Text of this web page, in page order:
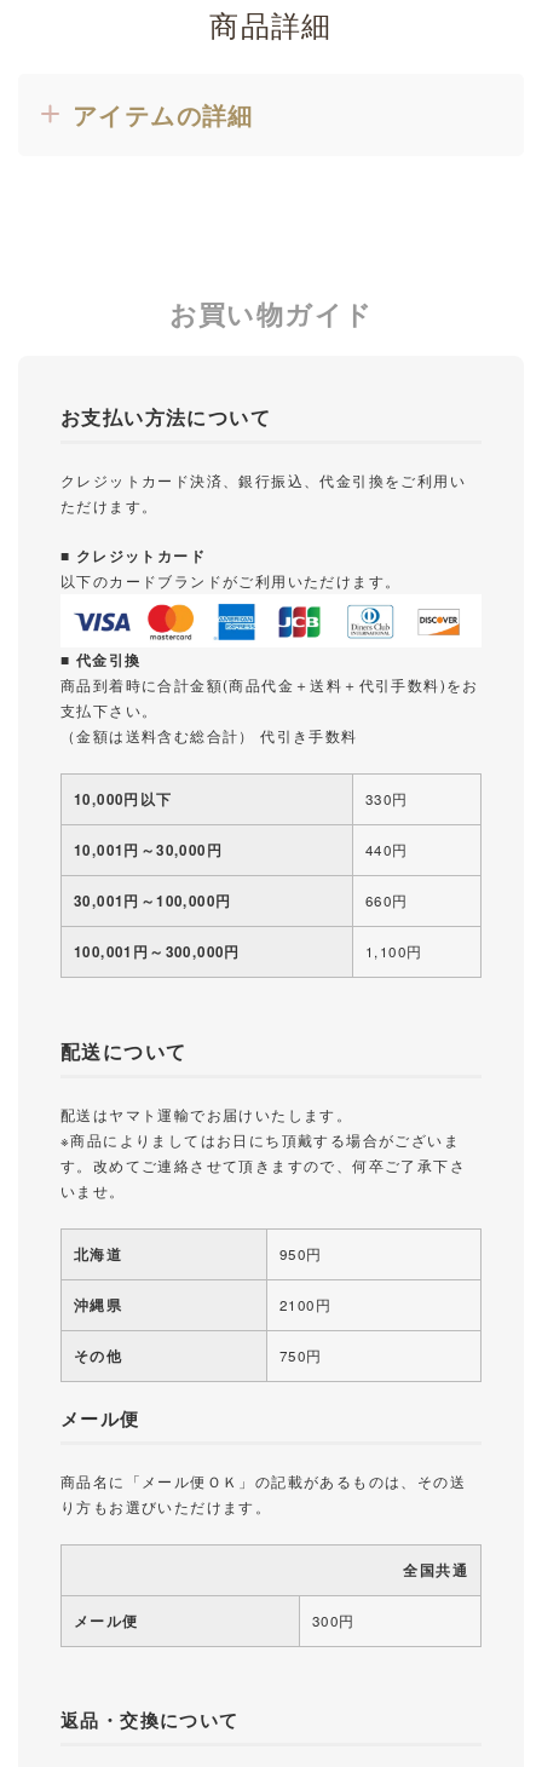
商品詳細
アイテムの詳細
お買い物ガイド
お支払い方法について
クレジットカード決済、銀行振込、代金引換をご利用い
ただけます。
■ クレジットカード
以下のカードブランドがご利用いただけます。
■ 代金引換
商品到着時に合計金額(商品代金＋送料＋代引手数料)をお
支払下さい。
（金額は送料含む総合計） 代引き手数料
10,000円以下 330円
10,001円～30,000円 440円
30,001円～100,000円 660円
100,001円～300,000円 1,100円
配送について
配送はヤマト運輸でお届けいたします。
※商品によりましてはお日にち頂戴する場合がございま
す。改めてご連絡させて頂きますので、何卒ご了承下さ
いませ。
北海道 950円
沖縄県 2100円
その他 750円
メール便
商品名に「メール便ＯＫ」の記載があるものは、その送
り方もお選びいただけます。
全国共通
メール便 300円
返品・交換について